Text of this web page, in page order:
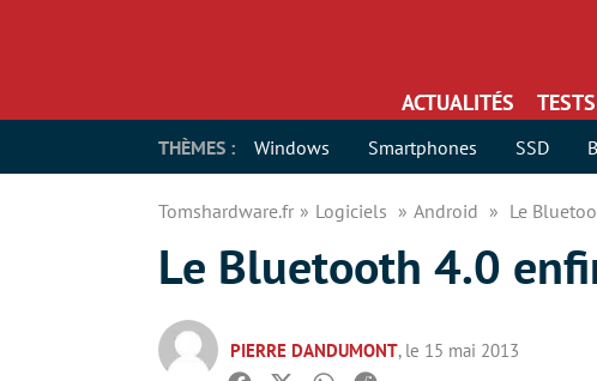
ACTUALITÉS TESTS
THÈMES : Windows Smartphones SSD
Tomshardware.fr Logiciels Android Le
Le Bluetooth 4.0
PIERRE DANDUMONT, le 15 mai 2013